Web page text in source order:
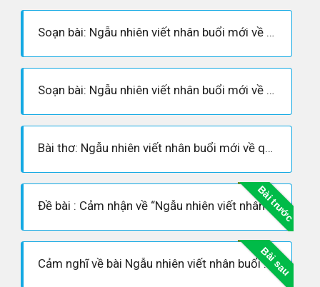
Soạn bài: Ngẫu nhiên viết nhân buổi mới về quê
Soạn bài: Ngẫu nhiên viết nhân buổi mới về quê (siêu ngắn)
Bài thơ: Ngẫu nhiên viết nhân buổi mới về quê - Nội dung bài thơ, Hoàn cảnh sáng tác, Dàn ý phân tích tác phẩm
Bài trước
Đề bài : Cảm nhận về “Ngẫu nhiên viết nhân buổi mới về quê” của Hạ Tri Chương
Bài sau
Cảm nghĩ về bài Ngẫu nhiên viết nhân buổi mới về quê